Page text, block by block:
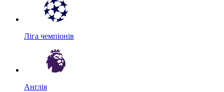
Ліга чемпіонів
Англія